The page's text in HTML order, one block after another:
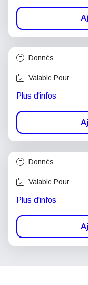
Donnés
Valable Pour
Plus d'infos
Donnés
Valable Pour
Plus d'infos